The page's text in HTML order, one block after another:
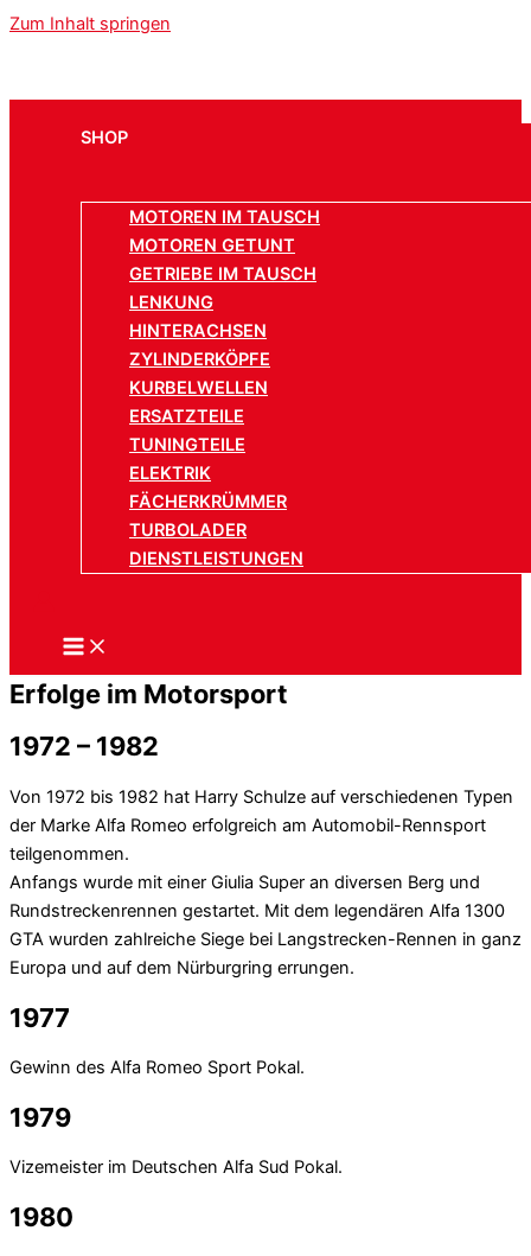
Zum Inhalt springen
SHOP
MOTOREN IM TAUSCH
MOTOREN GETUNT
GETRIEBE IM TAUSCH
LENKUNG
HINTERACHSEN
ZYLINDERKÖPFE
KURBELWELLEN
ERSATZTEILE
TUNINGTEILE
ELEKTRIK
FÄCHERKRÜMMER
TURBOLADER
DIENSTLEISTUNGEN
Erfolge im Motorsport
1972 – 1982
Von 1972 bis 1982 hat Harry Schulze auf verschiedenen Typen
der Marke Alfa Romeo erfolgreich am Automobil-Rennsport
teilgenommen.
Anfangs wurde mit einer Giulia Super an diversen Berg und
Rundstreckenrennen gestartet. Mit dem legendären Alfa 1300
GTA wurden zahlreiche Siege bei Langstrecken-Rennen in ganz
Europa und auf dem Nürburgring errungen.
1977
Gewinn des Alfa Romeo Sport Pokal.
1979
Vizemeister im Deutschen Alfa Sud Pokal.
1980